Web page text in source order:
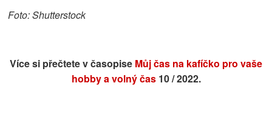
Foto: Shutterstock
Více si přečtete v časopise Můj čas na kafíčko pro vaše
hobby a volný čas10 / 2022.